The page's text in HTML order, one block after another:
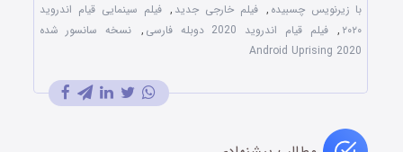
با زیرنویس چسبیده , فیلم خارجی جدید , فیلم سینمایی قیام اندروید
۲۰۲۰ , فیلم قیام اندروید 2020 دوبله فارسی , نسخه سانسور شده
Android Uprising 2020